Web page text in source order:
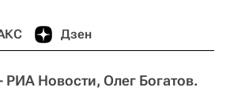
Дзен
Новости, Олег Богатов.